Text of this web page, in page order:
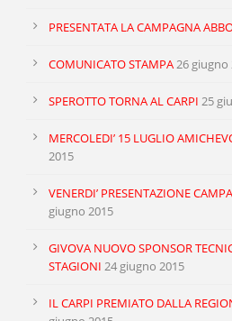
PRESENTATA LA CAMPAGNA
COMUNICATO STAMPA26 giugno
SPEROTTO TORNA AL CARPI 25
MERCOLEDI’ 15 LUGLIO
2015
VENERDI’ PRESENTAZIONE
giugno 2015
GIVOVA NUOVO SPONSOR
STAGIONI 24 giugno 2015
IL CARPI PREMIATO DALLA